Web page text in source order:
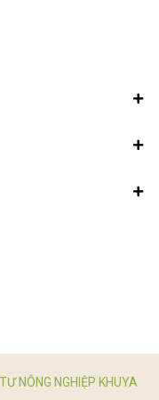
NÔNG NGHIỆP KHUYA